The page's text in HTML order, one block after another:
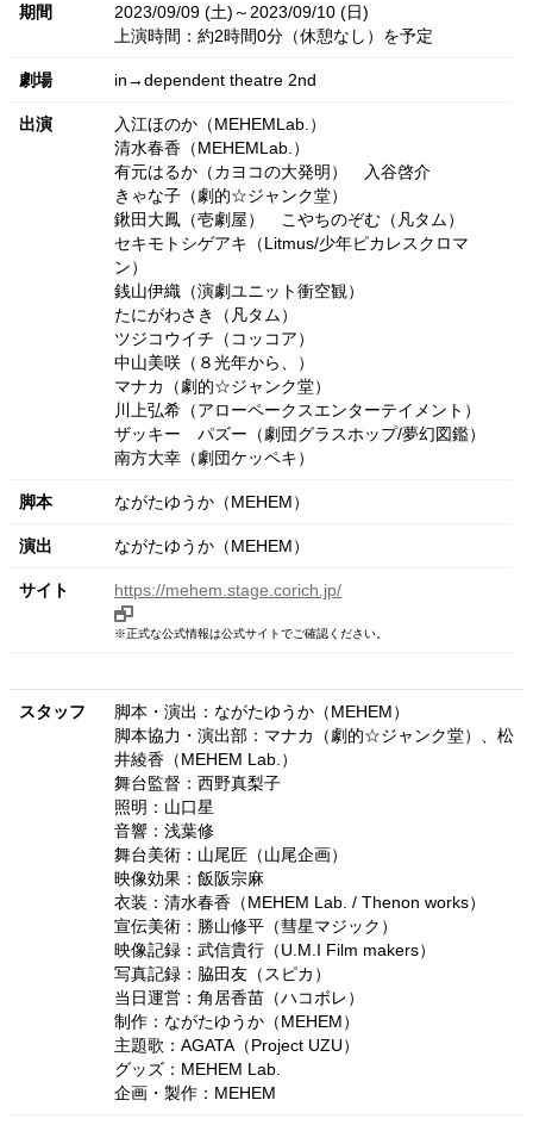
期間
2023/09/09 (土)～2023/09/10 (日)
上演時間：約2時間0分（休憩なし）を予定
劇場 in→dependent theatre 2nd
出演
入江ほのか（MEHEMLab.）
清水春香（MEHEMLab.）
有元はるか（カヨコの大発明）
入谷啓介
きゃな子（劇的☆ジャンク堂）
鍬田大鳳（壱劇屋）
こやちのぞむ（凡タム）
セキモトシゲアキ（Litmus/少年ピカレスクロマ
ン）
銭山伊織（演劇ユニット衝空観）
たにがわさき（凡タム）
ツジコウイチ（コッコア）
中山美咲（８光年から、）
マナカ（劇的☆ジャンク堂）
川上弘希（アローペークスエンターテイメント）
ザッキー
パズー（劇団グラスホップ/夢幻図鑑）
南方大幸（劇団ケッペキ）
脚本 ながたゆうか（MEHEM）
演出 ながたゆうか（MEHEM）
サイト https://mehem.stage.corich.jp/
※正式な公式情報は公式サイトでご確認ください。
スタッフ
脚本・演出：ながたゆうか（MEHEM）
脚本協力・演出部：マナカ（劇的☆ジャンク堂）、松
井綾香（MEHEM Lab.）
舞台監督：西野真梨子
照明：山口星
音響：浅葉修
舞台美術：山尾匠（山尾企画）
映像効果：飯阪宗麻
衣装：清水春香（MEHEM Lab. / Thenon works）
宣伝美術：勝山修平（彗星マジック）
映像記録：武信貴行（U.M.I Film makers）
写真記録：脇田友（スピカ）
当日運営：角居香苗（ハコボレ）
制作：ながたゆうか（MEHEM）
主題歌：AGATA（Project UZU）
グッズ：MEHEM Lab.
企画・製作：MEHEM